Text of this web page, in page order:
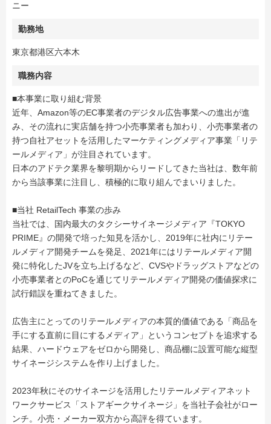
ニー
勤務地
東京都港区六本木
職務内容
■本事業に取り組む背景
近年、Amazon等のEC事業者のデジタル広告事業への進出が進
み、その流れに実店舗を持つ小売事業者も加わり、小売事業者の
持つ自社アセットを活用したマーケティングメディア事業「リテ
ールメディア」が注目されています。
日本のアドテク業界を黎明期からリードしてきた当社は、数年前
から当該事業に注目し、積極的に取り組んでまいりました。
■当社 RetailTech 事業の歩み
当社では、国内最大のタクシーサイネージメディア『TOKYO
PRIME』の開発で培った知見を活かし、2019年に社内にリテー
ルメディア開発チームを発足、2021年にはリテールメディア開
発に特化したJVを立ち上げるなど、CVSやドラッグストアなどの
小売事業者とのPoCを通じてリテールメディア開発の価値探求に
試行錯誤を重ねてきました。
広告主にとってのリテールメディアの本質的価値である「商品を
手にする直前に目にするメディア」というコンセプトを追求する
結果、ハードウェアをゼロから開発し、商品棚に設置可能な縦型
サイネージシステムを作り上げました。
2023年秋にそのサイネージを活用したリテールメディアネット
ワークサービス「ストアギークサイネージ」を当社子会社がロー
ンチ。小売・メーカー双方から高評を得ています。